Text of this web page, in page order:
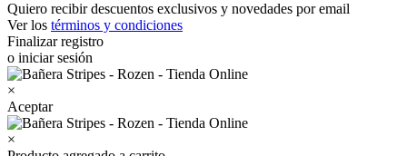
Quiero recibir descuentos exclusivos y novedades por email
Ver los términos y condiciones
Finalizar registro
o iniciar sesión
×
Aceptar
×